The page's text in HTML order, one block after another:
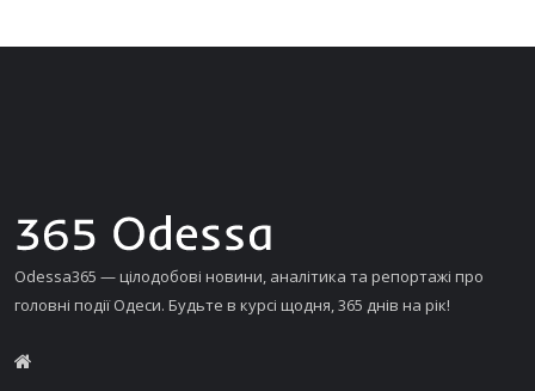
Odessa365 — цілодобові новини, аналітика та репортажі про
головні події Одеси. Будьте в курсі щодня, 365 днів на рік!